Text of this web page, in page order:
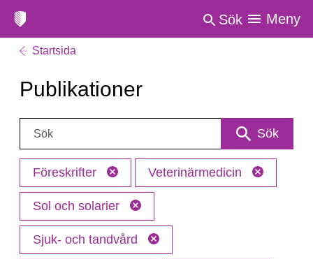
Sök Meny
Startsida
Publikationer
Sök: Sök
Föreskrifter Veterinärmedicin
Sol och solarier
Sjuk- och tandvård